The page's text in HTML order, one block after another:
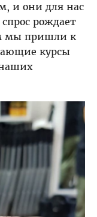
и они для нас
рождает
мы пришли к
курсы